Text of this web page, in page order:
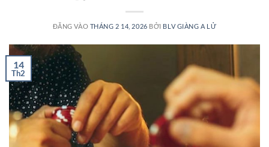
ĐĂNG VÀO THÁNG 2 14, 2026 BỞI BLV GIÀNG A LỬ
14
Th2